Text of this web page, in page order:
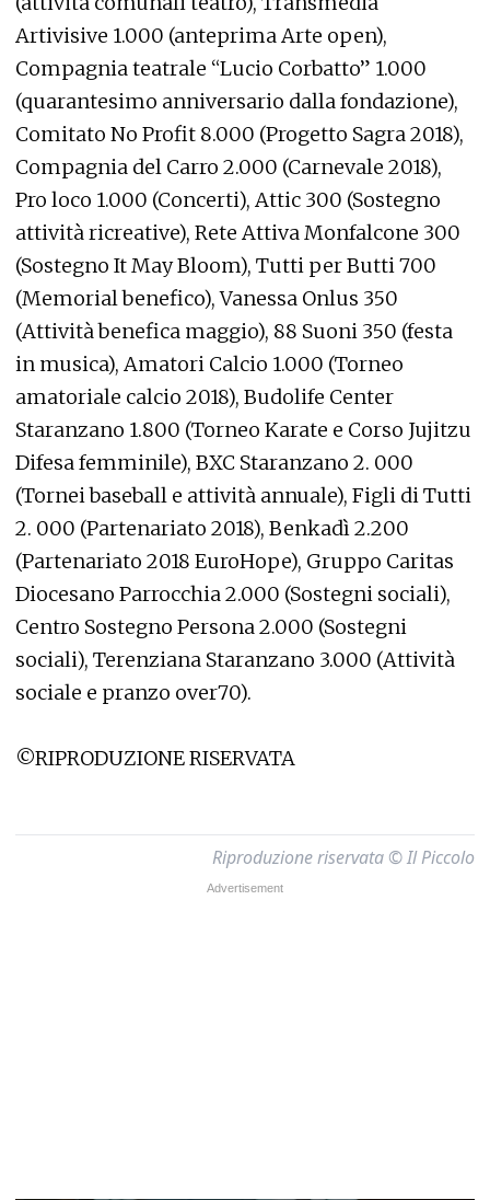
Artivisive 1.000 (anteprima Arte open),
Compagnia teatrale “Lucio Corbatto” 1.000
(quarantesimo anniversario dalla fondazione),
Comitato No Profit 8.000 (Progetto Sagra 2018),
Compagnia del Carro 2.000 (Carnevale 2018),
Pro loco 1.000 (Concerti), Attic 300 (Sostegno
attività ricreative), Rete Attiva Monfalcone 300
(Sostegno It May Bloom), Tutti per Butti 700
(Memorial benefico), Vanessa Onlus 350
(Attività benefica maggio), 88 Suoni 350 (festa
in musica), Amatori Calcio 1.000 (Torneo
amatoriale calcio 2018), Budolife Center
Staranzano 1.800 (Torneo Karate e Corso Jujitzu
Difesa femminile), BXC Staranzano 2. 000
(Tornei baseball e attività annuale), Figli di Tutti
2. 000 (Partenariato 2018), Benkadì 2.200
(Partenariato 2018 EuroHope), Gruppo Caritas
Diocesano Parrocchia 2.000 (Sostegni sociali),
Centro Sostegno Persona 2.000 (Sostegni
sociali), Terenziana Staranzano 3.000 (Attività
sociale e pranzo over70).
©RIPRODUZIONE RISERVATA
Riproduzione riservata © Il Piccolo